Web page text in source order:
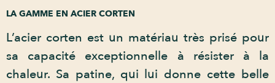
LA GAMME EN ACIER CORTEN
L’acier corten est un matériau très prisé pour
sa capacité exceptionnelle à résister à la
chaleur. Sa patine, qui lui donne cette belle